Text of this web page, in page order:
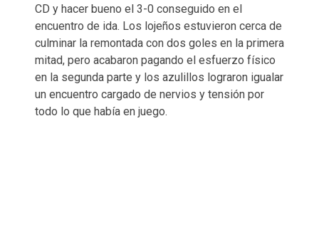
CD y hacer bueno el 3-0 conseguido en el
encuentro de ida. Los lojeños estuvieron cerca de
culminar la remontada con dos goles en la primera
mitad, pero acabaron pagando el esfuerzo físico
en la segunda parte y los azulillos lograron igualar
un encuentro cargado de nervios y tensión por
todo lo que había en juego.